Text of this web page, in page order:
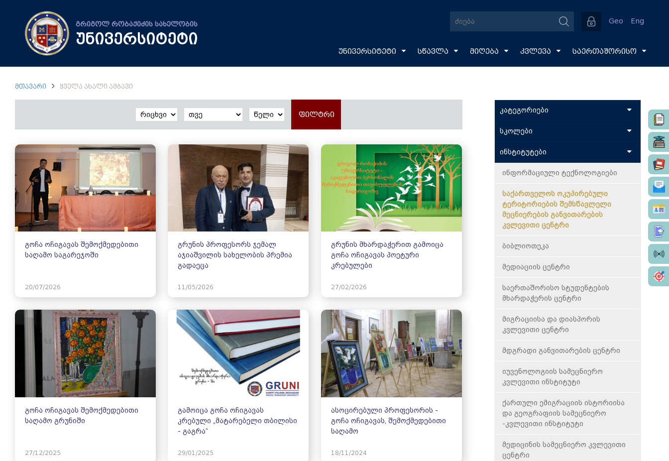
გრიგოლ რობაქიძის სახელობის
უნივერსიტეტი
Geo Eng
უნივერსიტეტი სწავლა მიღება კვლევა საერთაშორისო
ᲛᲗᲐᲕᲐᲠᲘ ᲧᲕᲔᲚᲐ ᲐᲮᲐᲚᲘ ᲐᲛᲑᲐᲕᲘ
ფილტრი
გოჩა ოჩიგავას შემოქმედებითი
საღამო საგარეჯოში
20/07/2026
გრუნის პროფესორს ჯემალ
აჯიაშვილის სახელობის პრემია
გადაეცა
11/05/2026
გრუნის მხარდაჭერით გამოიცა
გოჩა ოჩიგავას პოეტური
კრებულები
27/02/2026
გოჩა ოჩიგავას შემოქმედებითი
საღამო გრუნიში
27/12/2025
გამოიცა გოჩა ოჩიგავას
კრებული „მატარებელი თბილისი
- გაგრა“
29/01/2025
ასოცირებული პროფესორის -
გოჩა ოჩიგავას, შემოქმედებითი
საღამო
18/11/2024
კატეგორიები
Top მოვლენები
სწავლა-სწავლება
საერთაშორისო ინტეგრაცია
ღონისძიებები
საზოგადოებისათვის
ღონისძიებები
დასაქმება/სტაჟირება
მეცნიერება
დისერტაციები
სკოლები
სამართლის სკოლა
ბიზნესისა და მართვის სკოლა
ჰუმანიტარული და სოციალური
მეცნიერებების სკოლა
საჯარო მმართველობისა და
წარმომადგენლობა ბათუმში
ინსტიტუტები
ინფორმაციული ტექნოლოგიები
საქართველოს ოკუპირებული
ტერიტორიების შემსწავლელი
მეცნიერების განვითარების
კვლევითი ცენტრი
ბიბლიოთეკა
მედიაციის ცენტრი
საერთაშორისო სტუდენტების
მხარდაჭერის ცენტრი
მიგრაციისა და დიასპორის
კვლევითი ცენტრი
მდგრადი განვითარების ცენტრი
იუვენოლოგიის სამეცნიერო
კვლევითი ინსტიტუტი
ქართული ემიგრაციის ისტორიისა
და გეოგრაფიის სამეცნიერო
-კვლევითი ინსტიტუტი
მედიცინის სამეცნიერო კვლევითი
ცენტრი